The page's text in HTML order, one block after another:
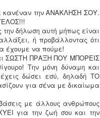
κανέναν την ΑΝΑΚΛΗΣΗ ΣΟΥ.
την δήλωση αυτή μήπως είναι
ή προβάλλοντας ότι
έχουμε να πούμε!
ΣΩΣΤΗ ΠΡΑΞΗ ΠΟΥ ΜΠΟΡΕΙΣ
Την μόνη δύναμη και
δώσει εσύ, δηλαδή ΤΟ
για σένα με δικαίωμα
με άλλους ανθρώπους
για την ζωή σου και την